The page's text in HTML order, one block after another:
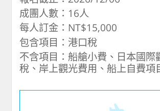
成團人數：16人
每人訂金：NT$15,000
包含項目：港口稅
不含項目：船艙小費、日本國際
稅、岸上觀光費用、船上自費項